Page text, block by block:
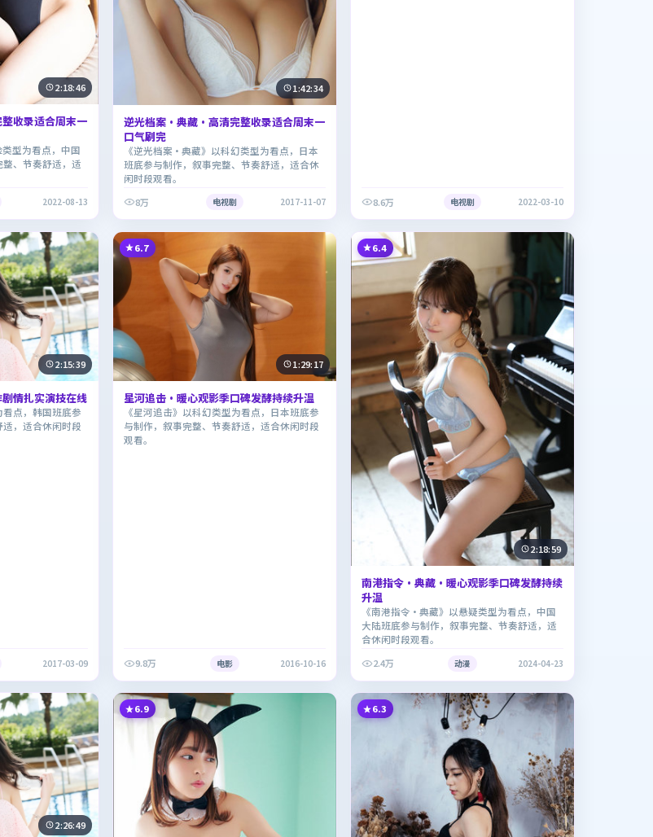
2:18:46
收录适合周末一
型为看点，中国
、节奏舒适，适
2022-08-13
1:42:34
逆光档案·典藏·高清完整收录适合周末一
口气刷完
《逆光档案·典藏》以科幻类型为看点，日本
班底参与制作，叙事完整、节奏舒适，适合休
闲时段观看。
8万
电视剧 2017-11-07 8.6万 电视剧 2022-03-10
2:15:39
情扎实演技在线
看点，韩国班底参
，适合休闲时段
2017-03-09
6.7
1:29:17
星河追击·暖心观影季口碑发酵持续升温
《星河追击》以科幻类型为看点，日本班底参
与制作，叙事完整、节奏舒适，适合休闲时段
观看。
9.8万 电影 2016-10-16
6.4
2:18:59
南港指令·典藏·暖心观影季口碑发酵持续
升温
《南港指令·典藏》以悬疑类型为看点，中国
大陆班底参与制作，叙事完整、节奏舒适，适
合休闲时段观看。
2.4万
动漫 2024-04-23
2:26:49
6.9 6.3